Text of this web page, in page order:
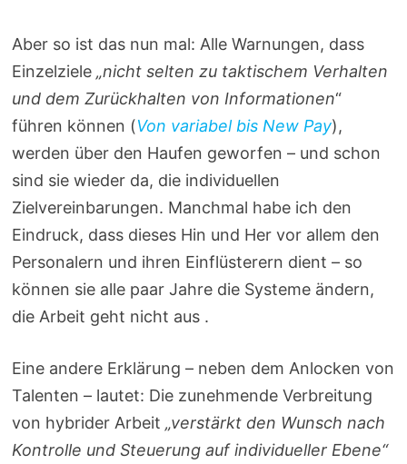
Aber so ist das nun mal: Alle Warnungen, dass
Einzelziele„nicht selten zu taktischem Verhalten
und dem Zurückhalten von Informationen“
führen können (Von variabel bis New Pay),
werden über den Haufen geworfen – und schon
sind sie wieder da, die individuellen
Zielvereinbarungen. Manchmal habe ich den
Eindruck, dass dieses Hin und Her vor allem den
Personalern und ihren Einflüsterern dient – so
können sie alle paar Jahre die Systeme ändern,
die Arbeit geht nicht aus .
Eine andere Erklärung – neben dem Anlocken von
Talenten – lautet: Die zunehmende Verbreitung
von hybrider Arbeit„verstärkt den Wunsch nach
Kontrolle und Steuerung auf individueller Ebene“